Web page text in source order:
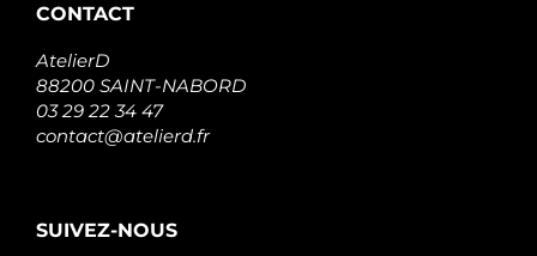
CONTACT
AtelierD
88200 SAINT-NABORD
03 29 22 34 47
contact@atelierd.fr
SUIVEZ-NOUS